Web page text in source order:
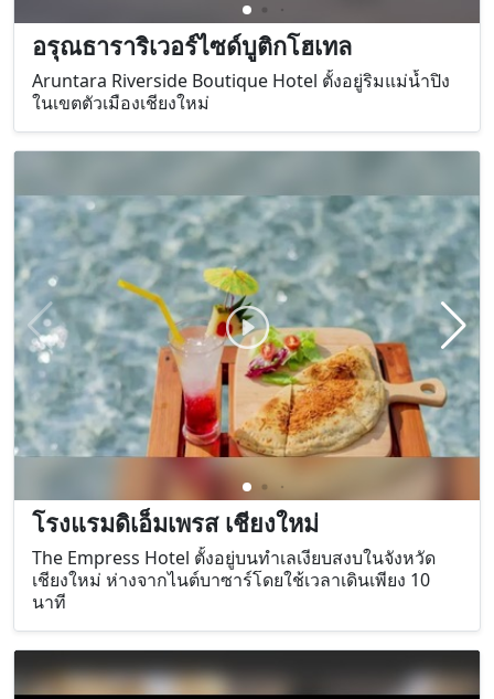
อรุณธาราริเวอร์ไซด์บูติกโฮเทล
Aruntara Riverside Boutique Hotel ตั้งอยู่ริมแม่น้ำปิง
ในเขตตัวเมืองเชียงใหม่
โรงแรมดิเอ็มเพรส เชียงใหม่
The Empress Hotel ตั้งอยู่บนทำเลเงียบสงบในจังหวัด
เชียงใหม่ ห่างจากไนต์บาซาร์โดยใช้เวลาเดินเพียง 10
นาที